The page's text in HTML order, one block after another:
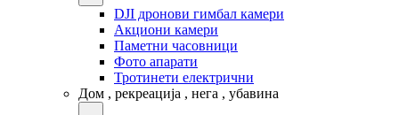
DJI дронови гимбал камери
Акциони камери
Паметни часовници
Фото апарати
Тротинети електрични
Дом , рекреација , нега , убавина